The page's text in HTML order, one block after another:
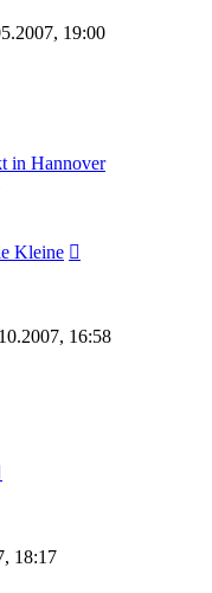
19:00
in Hannover
Kleine
16:58
18:17